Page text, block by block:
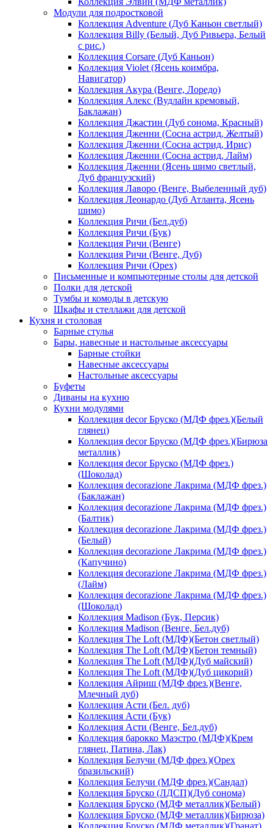
Модули для подростковой
Коллекция Adventure (Дуб Каньон светлый)
Коллекция Billy (Белый, Дуб Ривьера, Белый
с рис.)
Коллекция Corsare (Дуб Каньон)
Коллекция Violet (Ясень коимбра,
Навигатор)
Коллекция Акура (Венге, Лоредо)
Коллекция Алекс (Вудлайн кремовый,
Баклажан)
Коллекция Джастин (Дуб сонома, Красный)
Коллекция Дженни (Cосна астрид, Желтый)
Коллекция Дженни (Cосна астрид, Ирис)
Коллекция Дженни (Cосна астрид, Лайм)
Коллекция Дженни (Ясень шимо светлый,
Дуб французский)
Коллекция Лаворо (Венге, Выбеленный дуб)
Коллекция Леонардо (Дуб Атланта, Ясень
шимо)
Коллекция Ричи (Бел.дуб)
Коллекция Ричи (Бук)
Коллекция Ричи (Венге)
Коллекция Ричи (Венге, Дуб)
Коллекция Ричи (Орех)
Письменные и компьютерные столы для детской
Полки для детской
Тумбы и комоды в детскую
Шкафы и стеллажи для детской
Кухня и столовая
Барные стулья
Бары, навесные и настольные аксессуары
Барные стойки
Навесные аксессуары
Настольные аксессуары
Буфеты
Диваны на кухню
Кухни модулями
Коллекция decor Бруско (МДФ фрез.)(Белый
глянец)
Коллекция decor Бруско (МДФ фрез.)(Бирюза
металлик)
Коллекция decor Бруско (МДФ фрез.)
(Шоколад)
Коллекция decorazione Лакрима (МДФ фрез.)
(Баклажан)
Коллекция decorazione Лакрима (МДФ фрез.)
(Балтик)
Коллекция decorazione Лакрима (МДФ фрез.)
(Белый)
Коллекция decorazione Лакрима (МДФ фрез.)
(Капучино)
Коллекция decorazione Лакрима (МДФ фрез.)
(Лайм)
Коллекция decorazione Лакрима (МДФ фрез.)
(Шоколад)
Коллекция Madison (Бук, Персик)
Коллекция Madison (Венге, Бел.дуб)
Коллекция The Loft (МДФ)(Бетон светлый)
Коллекция The Loft (МДФ)(Бетон темный)
Коллекция The Loft (МДФ)(Дуб майский)
Коллекция The Loft (МДФ)(Дуб цикорий)
Коллекция Айриш (МДФ фрез.)(Венге,
Млечный дуб)
Коллекция Асти (Бел. дуб)
Коллекция Асти (Бук)
Коллекция Асти (Венге, Бел.дуб)
Коллекция барокко Маэстро (МДФ)(Крем
глянец, Патина, Лак)
Коллекция Белучи (МДФ фрез.)(Орех
бразильский)
Коллекция Белучи (МДФ фрез.)(Сандал)
Коллекция Бруско (ЛДСП)(Дуб сонома)
Коллекция Бруско (МДФ металлик)(Белый)
Коллекция Бруско (МДФ металлик)(Бирюза)
Коллекция Бруско (МДФ металлик)(Гранат)